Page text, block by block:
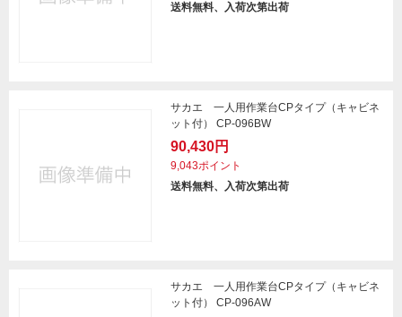
送料無料、入荷次第出荷
サカエ 一人用作業台CPタイプ（キャビネ
ット付） CP-096BW
90,430円
9,043ポイント
送料無料、入荷次第出荷
サカエ 一人用作業台CPタイプ（キャビネ
ット付） CP-096AW